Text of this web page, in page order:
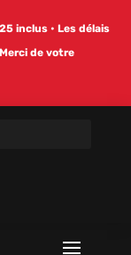
inclus • Les délais
de votre